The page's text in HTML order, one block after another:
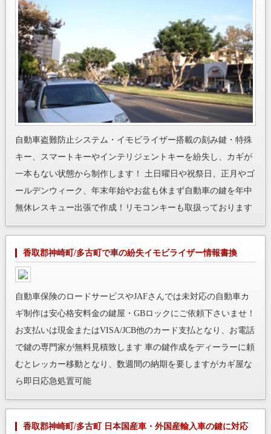
自動車盗難防止システム・イモビライザー搭載の刻み鍵・特殊
キー、スマートキーやインテリジェントキーを紛失し、カギが
一本もない状態から制作します！ 土日曜日や祝祭日、正月やゴ
ールデンウィーク、年末年始やお盆も休まず自動車の鍵を年中
無休レスキュー出張で作成！リモコンキーも取扱っております
香取郡神崎町/多古町で車の紛失イモビライザー情報書換
自動車保険のロードサービスやJAFさんでは未対応の自動車カ
ギ制作は安心格安料金の鍵屋・GBロックにご依頼下さいませ！
お支払いは現金またはVISA/JCB他のカード支払となり、お電話
で鍵の専門家が無料見積致します 車の鍵作成をディーラーに頼
むとレッカー移動となり、数週間の納期を要しますがカギ屋な
ら即日応急処置可能
香取郡神崎町/多古町 日本国産車・外国産輸入車の鍵に対応